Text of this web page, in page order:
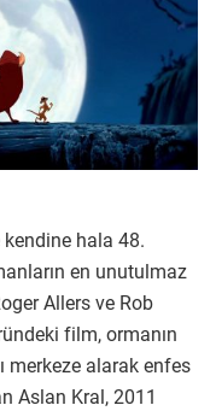
kendine hala 48.
en unutulmaz
Allers ve Rob
film, ormanın
merkeze alarak enfes
Aslan Kral, 2011